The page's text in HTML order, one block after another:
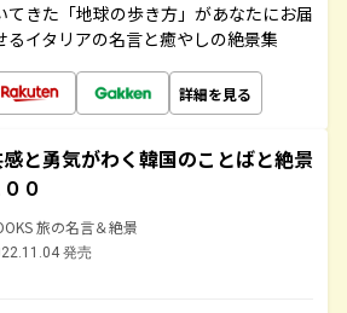
てきた「地球の歩き方」があなたにお届
るイタリアの名言と癒やしの絶景集
詳細を見る
と勇気がわく韓国のことばと絶景
０
旅の名言＆絶景
発売